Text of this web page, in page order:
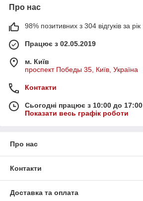
Про нас
98% позитивних з 304 відгуків за рік
Працює з 02.05.2019
м. Київ
проспект Победы 35, Київ, Україна
Контакти
Сьогодні працює з 10:00 до 17:00
Показати весь графік роботи
Про нас
Контакти
Доставка та оплата